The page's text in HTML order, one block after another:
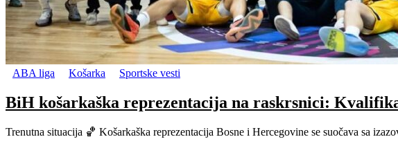
ABA liga Košarka Sportske vesti
BiH košarkaška reprezentacija na raskrsnici:
Trenutna situacija 🏀 Košarkaška reprezentacija Bosne i Hercegovine se suočava sa